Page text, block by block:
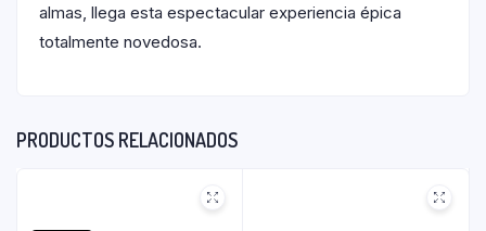
almas, llega esta espectacular experiencia épica
totalmente novedosa.
PRODUCTOS RELACIONADOS